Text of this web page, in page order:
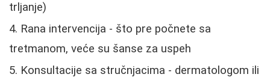
trljanje)
Rana intervencija - što pre počnete sa
tretmanom, veće su šanse za uspeh
Konsultacije sa stručnjacima - dermatologom ili